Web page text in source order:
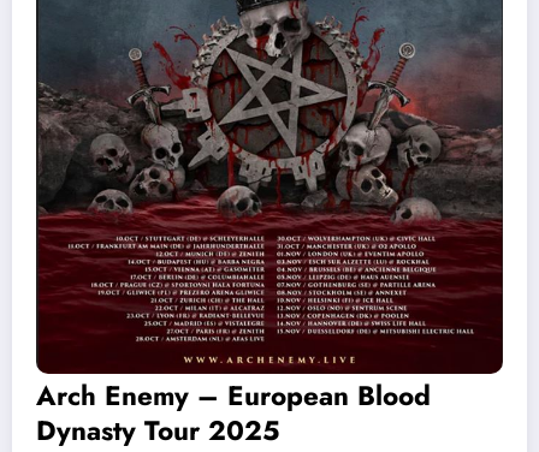
Arch Enemy – European Blood
Dynasty Tour 2025